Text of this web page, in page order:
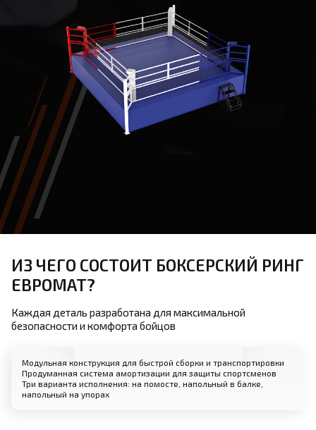
ИЗ ЧЕГО СОСТОИТ БОКСЕРСКИЙ РИНГ
ЕВРОМАТ?
Каждая деталь разработана для максимальной
безопасности и комфорта бойцов
Модульная конструкция для быстрой сборки и транспортировки
Продуманная система амортизации для защиты спортсменов
Три варианта исполнения: на помосте, напольный в балке,
напольный на упорах